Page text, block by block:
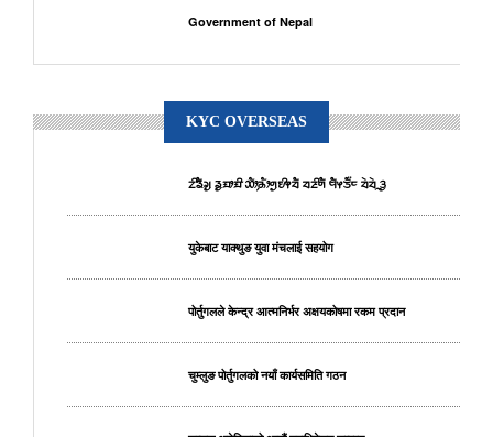
Government of Nepal
KYC OVERSEAS
ᤁᤡᤕᤠᤆᤢ ᤕᤢᤀᤣᤀᤡ ᤑᤥ᤹ᤌᤥᤛᤢᤎᤡᤶᤔᤠ ᤔᤏᤡᤛᤠ ᤗᤠᤶᤍᤠ᤺ᤰ ᤔᤧᤔᤧᤳᤋᤢ
युकेबाट याक्थुङ युवा मंचलाई सहयोग
पोर्तुगलले केन्द्र आत्मनिर्भर अक्षयकोषमा रकम प्रदान
चुम्लुङ पोर्तुगलको नयाँ कार्यसमिति गठन